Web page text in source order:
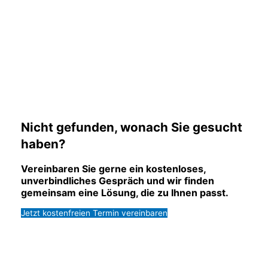
Nicht gefunden, wonach Sie gesucht
haben?
Vereinbaren Sie gerne ein kostenloses,
unverbindliches Gespräch und wir finden
gemeinsam eine Lösung, die zu Ihnen passt.
Jetzt kostenfreien Termin vereinbaren